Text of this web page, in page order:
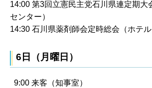
14:00 第3回立憲民主党石川県連定期大
センター）
14:30 石川県薬剤師会定時総会（ホテル
6日（月曜日）
9:00 来客（知事室）